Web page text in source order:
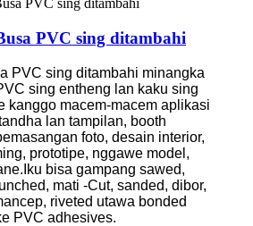
PVC sing ditambahi
PVC sing ditambahi minangka
sing entheng lan kaku sing
kanggo macem-macem aplikasi
lan tampilan, booth
foto, desain interior,
prototipe, nggawe model,
bisa gampang sawed,
mati -Cut, sanded, dibor,
riveted utawa bonded
PVC adhesives.